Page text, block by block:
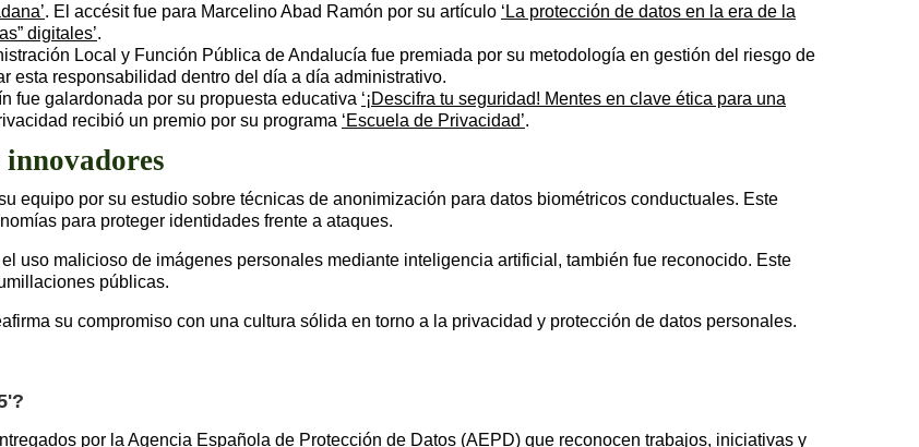
. El accésit fue para Marcelino Abad Ramón por su artículo ‘La protección de datos en la era de la
digitales’.
Local y Función Pública de Andalucía fue premiada por su metodología en gestión del riesgo de
esta responsabilidad dentro del día a día administrativo.
fue galardonada por su propuesta educativa ‘¡Descifra tu seguridad! Mentes en clave ética para una
recibió un premio por su programa ‘Escuela de Privacidad’.
innovadores
equipo por su estudio sobre técnicas de anonimización para datos biométricos conductuales. Este
para proteger identidades frente a ataques.
uso malicioso de imágenes personales mediante inteligencia artificial, también fue reconocido. Este
públicas.
su compromiso con una cultura sólida en torno a la privacidad y protección de datos personales.
por la Agencia Española de Protección de Datos (AEPD) que reconocen trabajos, iniciativas y